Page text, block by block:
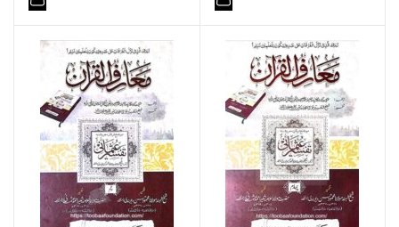
Maarif ul quraan
usmani PDF VOL-7
معارف القرآن کاندھلوی